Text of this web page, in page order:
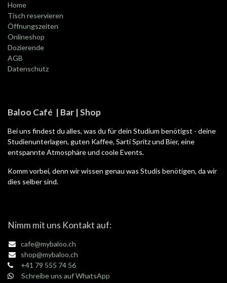
Home
Tisch reservieren
Öffnungszeiten
Onlineshop
Dozierende
AGB
Datenschutz
Baloo Café | Bar | Shop
Bei uns findest du alles, was du für dein Studium benötigst - deine
Studienunterlagen, guten Kaffee, Sarti Spritz und Bier, eine
entspannte Atmosphäre und coole Events.
Komm vorbei, denn wir wissen genau was Studis benötigen, da wir
dies selber sind.
Nimm mit uns Kontakt auf:
cafe@mybaloo.ch
shop@mybaloo.ch
+41 79 555 74 56
Schreibe uns auf WhatsApp